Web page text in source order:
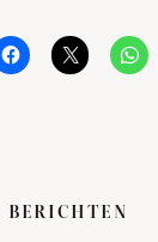
BERICHTEN